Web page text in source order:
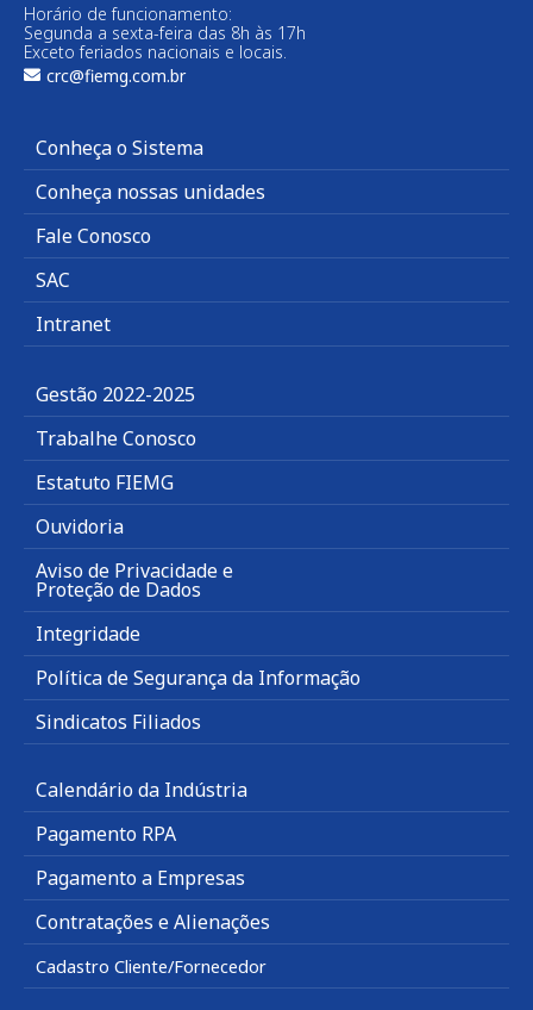
Horário de funcionamento:
Segunda a sexta-feira das 8h às 17h
Exceto feriados nacionais e locais.
crc@fiemg.com.br
Conheça o Sistema
Conheça nossas unidades
Fale Conosco
SAC
Intranet
Gestão 2022-2025
Trabalhe Conosco
Estatuto FIEMG
Ouvidoria
Aviso de Privacidade e
Proteção de Dados
Integridade
Política de Segurança da Informação
Sindicatos Filiados
Calendário da Indústria
Pagamento RPA
Pagamento a Empresas
Contratações e Alienações
Cadastro Cliente/Fornecedor